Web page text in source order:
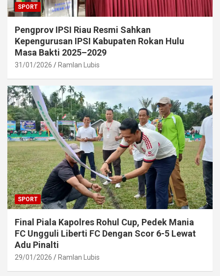
SPORT
Pengprov IPSI Riau Resmi Sahkan
Kepengurusan IPSI Kabupaten Rokan Hulu
Masa Bakti 2025–2029
31/01/2026 Ramlan Lubis
SPORT
Final Piala Kapolres Rohul Cup, Pedek Mania
FC Ungguli Liberti FC Dengan Scor 6-5 Lewat
Adu Pinalti
29/01/2026 Ramlan Lubis